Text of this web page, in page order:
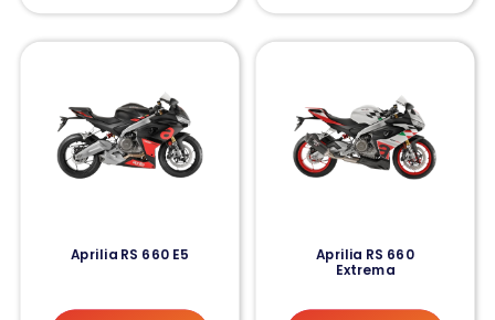
Aprilia RS 660 E5 Aprilia RS 660
Extrema